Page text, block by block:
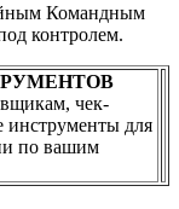
Командным
контролем.
чек-
инструменты для
по вашим